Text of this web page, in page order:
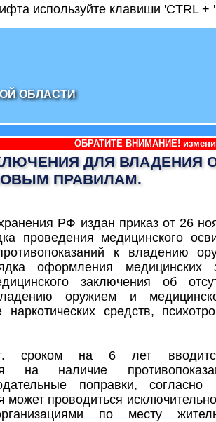
используйте клавиши 'CTRL +
ОБЛАСТИ
ОБРАТИТЕ ВНИМАНИЕ! изменилось
ДЛЯ ВЛАДЕНИЯ
ПРАВИЛАМ.
РФ издан приказ от 26
проведения медицинского
к владению
оформления медицинских
заключения об
оружием и
наркотических средств,
на 6 лет
на наличие
поправки, согласно
может проводиться
по месту